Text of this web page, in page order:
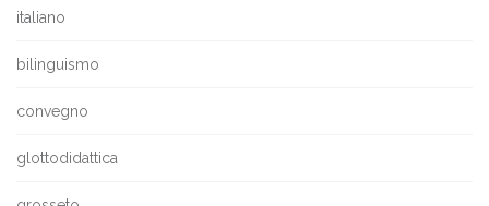
italiano
bilinguismo
convegno
glottodidattica